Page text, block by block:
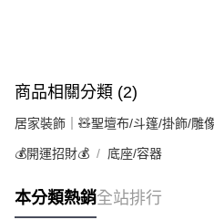
商品相關分類 (2)
居家裝飾｜🧸聖壇布/斗篷/掛飾/雕
💰開運招財💰 底座/容器
本分類熱銷全站排行